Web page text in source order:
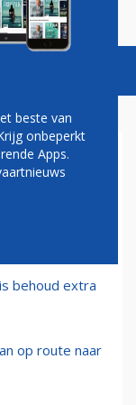
Vacatures
tussenstop
behoud extra
op route naar
beste van
onbeperkt
Apps.